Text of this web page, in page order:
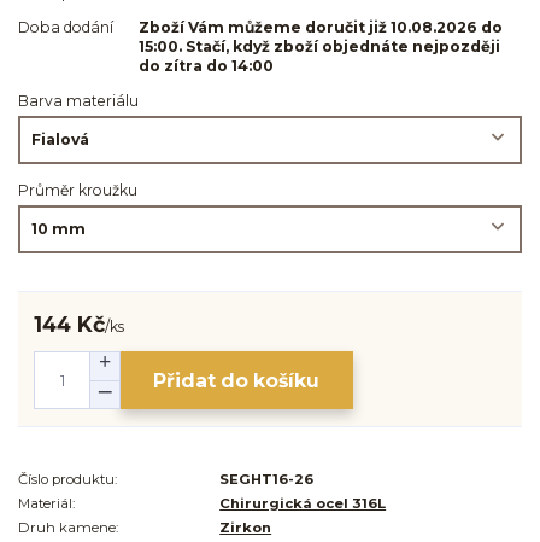
Doba dodání
Zboží Vám můžeme doručit již 10.08.2026 do
15:00. Stačí, když zboží objednáte nejpozději
do zítra do 14:00
Barva materiálu
Průměr kroužku
144 Kč/ks
Přidat do košíku
Číslo produktu:
SEGHT16-26
Materiál:
Chirurgická ocel 316L
Druh kamene:
Zirkon